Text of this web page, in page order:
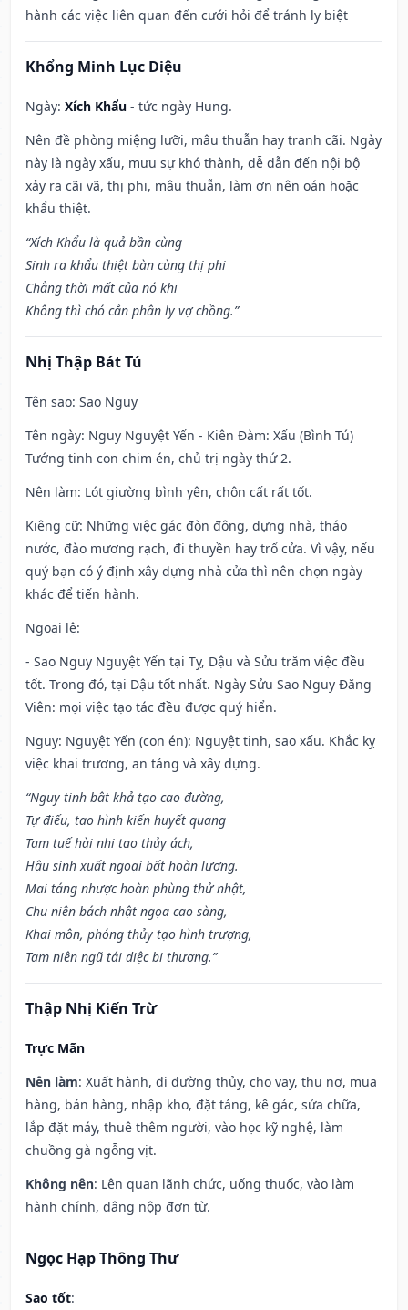
hành các việc liên quan đến cưới hỏi để tránh ly biệt
Khổng Minh Lục Diệu
Ngày: Xích Khẩu - tức ngày Hung.
Nên đề phòng miệng lưỡi, mâu thuẫn hay tranh cãi. Ngày
này là ngày xấu, mưu sự khó thành, dễ dẫn đến nội bộ
xảy ra cãi vã, thị phi, mâu thuẫn, làm ơn nên oán hoặc
khẩu thiệt.
“Xích Khẩu là quả bần cùng
Sinh ra khẩu thiệt bàn cùng thị phi
Chẳng thời mất của nó khi
Không thì chó cắn phân ly vợ chồng.”
Nhị Thập Bát Tú
Tên sao: Sao Nguy
Tên ngày: Nguy Nguyệt Yến - Kiên Đàm: Xấu (Bình Tú)
Tướng tinh con chim én, chủ trị ngày thứ 2.
Nên làm: Lót giường bình yên, chôn cất rất tốt.
Kiêng cữ: Những việc gác đòn đông, dựng nhà, tháo
nước, đào mương rạch, đi thuyền hay trổ cửa. Vì vậy, nếu
quý bạn có ý định xây dựng nhà cửa thì nên chọn ngày
khác để tiến hành.
Ngoại lệ:
- Sao Nguy Nguyệt Yến tại Tỵ, Dậu và Sửu trăm việc đều
tốt. Trong đó, tại Dậu tốt nhất. Ngày Sửu Sao Nguy Đăng
Viên: mọi việc tạo tác đều được quý hiển.
Nguy: Nguyệt Yến (con én): Nguyệt tinh, sao xấu. Khắc kỵ
việc khai trương, an táng và xây dựng.
“Nguy tinh bât khả tạo cao đường,
Tự điếu, tao hình kiến huyết quang
Tam tuế hài nhi tao thủy ách,
Hậu sinh xuất ngoại bất hoàn lương.
Mai táng nhược hoàn phùng thử nhật,
Chu niên bách nhật ngọa cao sàng,
Khai môn, phóng thủy tạo hình trượng,
Tam niên ngũ tái diệc bi thương.”
Thập Nhị Kiến Trừ
Trực Mãn
Nên làm: Xuất hành, đi đường thủy, cho vay, thu nợ, mua
hàng, bán hàng, nhập kho, đặt táng, kê gác, sửa chữa,
lắp đặt máy, thuê thêm người, vào học kỹ nghệ, làm
chuồng gà ngỗng vịt.
Không nên: Lên quan lãnh chức, uống thuốc, vào làm
hành chính, dâng nộp đơn từ.
Ngọc Hạp Thông Thư
Sao tốt: